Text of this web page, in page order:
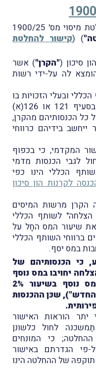
הבוקר, 31.7.2025, פורסמה החלטת מיסוי מס' 1900/25
) (קישור להחלטת
סיכון ("הקרן") אשר
לה על-ידי רשות
ובעלי הזכויות בו
יחויבו במס בשיעורים הקבועים בסעיף 121 או 126(א)
כל הכנסותיהם מהקרן,
בידיהם כרווחי
המקדמי, כי בכפוף
לגבי הכנסות מדמי
הכללי הינו כפי
לקרנות הון סיכון
הקרן מרשות המיסים
הצלחה" לשותף הכללי
שיעור המס החָל על
ברווחי השותף הכללי
במס יסף.
כי הכנסותיהם של
יחויבו במס נוסף
בשיעור 3% אך לא יחויבו במס נוסף בשיעור 2%
שכּן ההכנסות
יתר הוראות האישור
לחול כלשונן
ההחלטה; כי המונחים
פי הגדרתם באישור
תוקפהּ של ההחלטה הינו